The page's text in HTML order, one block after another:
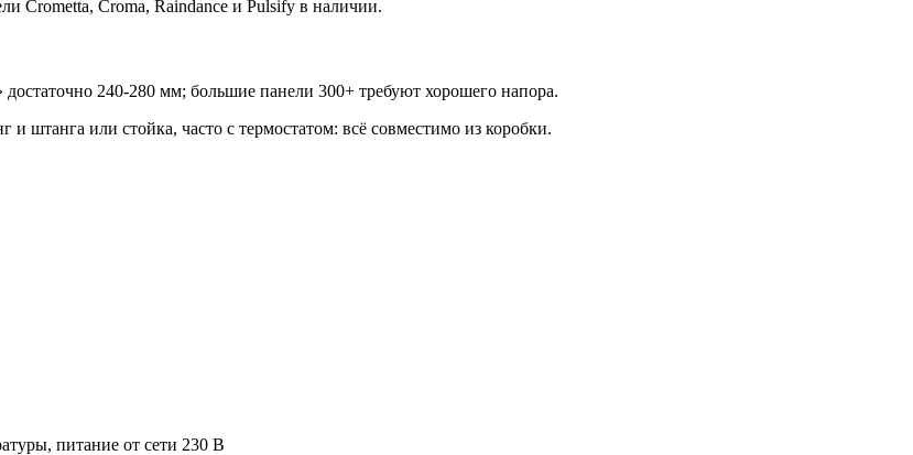
Crometta, Croma, Raindance и Pulsify в наличии.
240-280 мм; большие панели 300+ требуют хорошего напора.
штанга или стойка, часто с термостатом: всё совместимо из коробки.
питание от сети 230 В